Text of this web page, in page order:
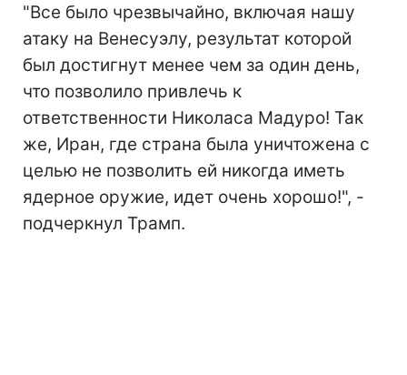
"Все было чрезвычайно, включая нашу
атаку на Венесуэлу, результат которой
был достигнут менее чем за один день,
что позволило привлечь к
ответственности Николаса Мадуро! Так
же, Иран, где страна была уничтожена с
целью не позволить ей никогда иметь
ядерное оружие, идет очень хорошо!", -
подчеркнул Трамп.